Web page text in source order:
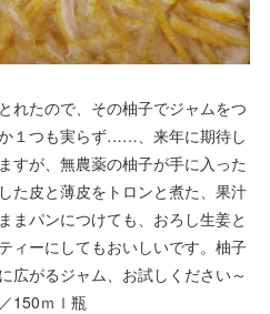
れたので、その柚子でジャムをつ
１つも実らず……、来年に期待し
すが、無農薬の柚子が手に入った
た皮と薄皮をトロンと煮た、果汁
まパンにつけても、おろし生姜と
ィーにしてもおいしいです。柚子
広がるジャム、お試しください～
150ｍｌ瓶